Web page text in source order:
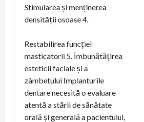
Stimularea și menținerea
densității osoase 4.
Restabilirea funcției
masticatorii 5. Îmbunătățirea
esteticii faciale și a
zâmbetului Implanturile
dentare necesită o evaluare
atentă a stării de sănătate
orală și generală a pacientului,